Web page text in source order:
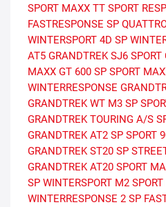
SPORT MAXX TT SPORT
FASTRESPONSE SP
WINTERSPORT 4D SP
AT5 GRANDTREK SJ6 SPORT
MAXX GT 600 SP SPORT
WINTERRESPONSE
GRANDTREK WT M3 SP
GRANDTREK TOURING A/S
GRANDTREK AT2 SP SPORT
GRANDTREK ST20 SP
GRANDTREK AT20 SPORT
SP WINTERSPORT M2
WINTERRESPONSE 2 SP